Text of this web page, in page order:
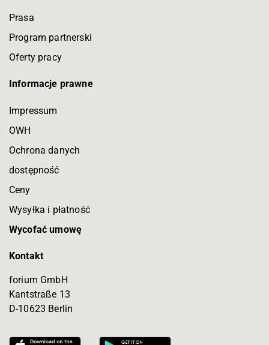
Prasa
Program partnerski
Oferty pracy
Informacje prawne
Impressum
OWH
Ochrona danych
dostępność
Ceny
Wysyłka i płatność
Wycofać umowę
Kontakt
forium GmbH
Kantstraße 13
D-10623 Berlin